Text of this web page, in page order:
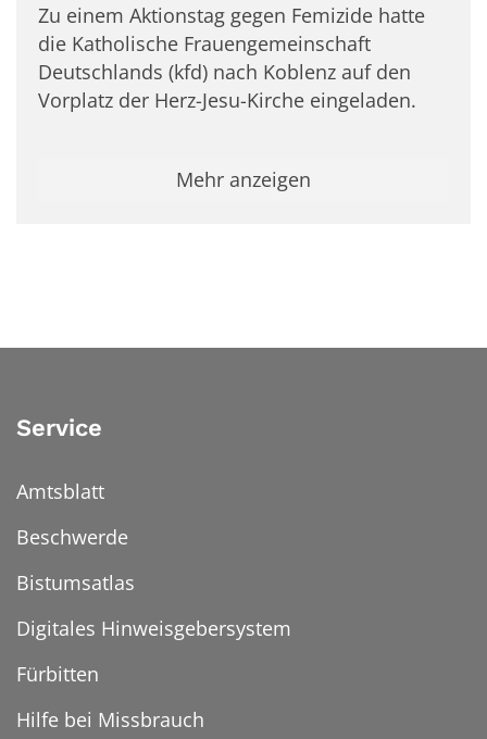
Zu einem Aktionstag gegen Femizide hatte
die Katholische Frauengemeinschaft
Deutschlands (kfd) nach Koblenz auf den
Vorplatz der Herz-Jesu-Kirche eingeladen.
Mehr anzeigen
Service
Amtsblatt
Beschwerde
Bistumsatlas
Digitales Hinweisgebersystem
Fürbitten
Hilfe bei Missbrauch